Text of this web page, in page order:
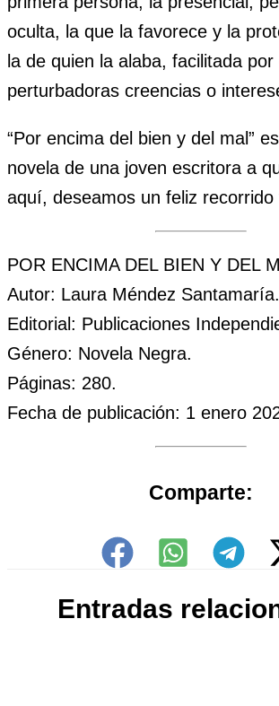
oculta, la que la favorece y la
la de quien la alaba, facilitada
perturbadoras creencias o
“Por encima del bien y del mal”
novela de una joven escritora a
aquí, deseamos un feliz recorrido
POR ENCIMA DEL BIEN Y DEL
Autor: Laura Méndez Santamaría.
Editorial: Publicaciones
Género: Novela Negra.
Páginas: 280.
Fecha de publicación: 1 enero
Comparte:
Entradas